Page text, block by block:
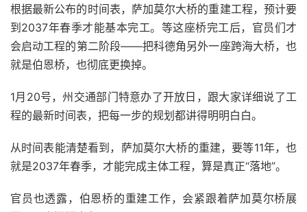
根据最新公布的时间表，萨加莫尔大桥的重建工程，预计要
到2037年春季才能基本完工。等这座桥完工后，官员们才
会启动工程的第二阶段——把科德角另外一座跨海大桥，也
就是伯恩桥，也彻底更换掉。
1月20号，州交通部门特意办了开放日，跟大家详细说了工
程的最新时间表，把每一步的规划都讲得明明白白。
从时间表能清楚看到，萨加莫尔大桥的重建，要等11年，也
就是2037年春季，才能完成主体工程，算是真正“落地”。
官员也透露，伯恩桥的重建工作，会紧跟着萨加莫尔桥展